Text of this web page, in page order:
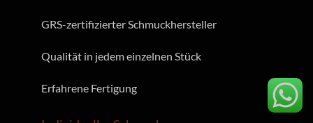
GRS-zertifizierter Schmuckhersteller
Qualität in jedem einzelnen Stück
Erfahrene Fertigung